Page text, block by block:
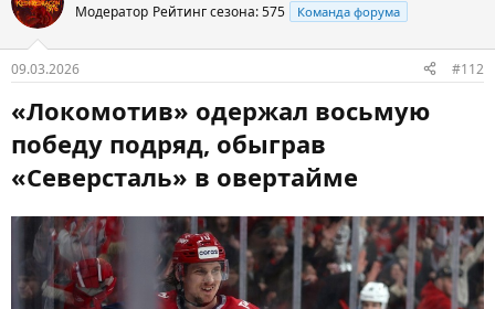
Модератор Рейтинг сезона: 575 Команда форума
09.03.2026 #112
«Локомотив» одержал восьмую
победу подряд, обыграв
«Северсталь» в овертайме